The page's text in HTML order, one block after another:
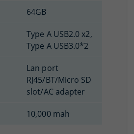
64GB
Type A USB2.0 x2,
Type A USB3.0*2
Lan port
RJ45/BT/Micro SD
slot/AC adapter
10,000 mah